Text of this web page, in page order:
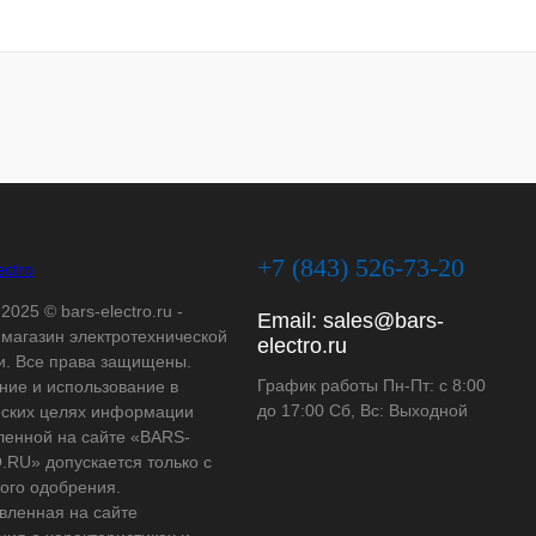
© bars-electro.ru -
электротехнической
Все права защищены.
и использование в
целях информации
на сайте «BARS-
допускается только с
одобрения.
на сайте
+7 (843) 526-73-20
Email: sales@bars-
electro.ru
График работы Пн-Пт: с 8:00
до 17:00 Сб, Вс: Выходной